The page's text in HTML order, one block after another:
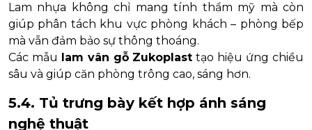
Lam nhựa không chỉ mang tính thẩm mỹ mà còn
giúp phân tách khu vực phòng khách – phòng bếp
mà vẫn đảm bảo sự thông thoáng.
Các mẫu
lam vân gỗ Zukoplast tạo hiệu ứng chiều
sâu và giúp căn phòng trông cao, sáng hơn.
5.4. Tủ trưng bày kết hợp ánh sáng
nghệ thuật